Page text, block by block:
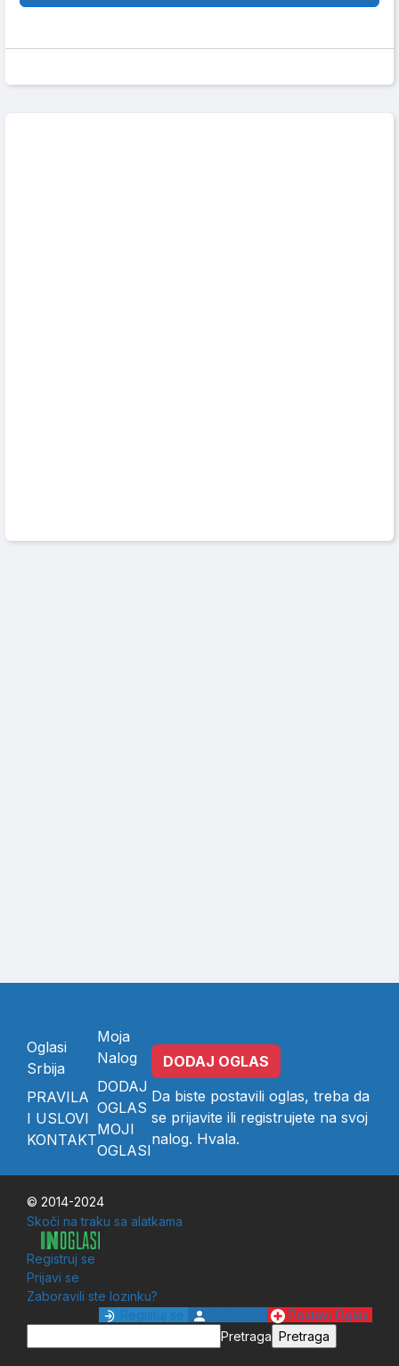
Oglasi
Srbija
PRAVILA
I USLOVI
KONTAKT
Moja
Nalog
DODAJ
OGLAS
MOJI
OGLASI
DODAJ OGLAS
Da biste postavili oglas, treba da
se prijavite ili registrujete na svoj
nalog. Hvala.
© 2014-2024
Skoči na traku sa alatkama
Registruj se
Prijavi se
Zaboravili ste lozinku?
Postavi Oglas
Pretraga